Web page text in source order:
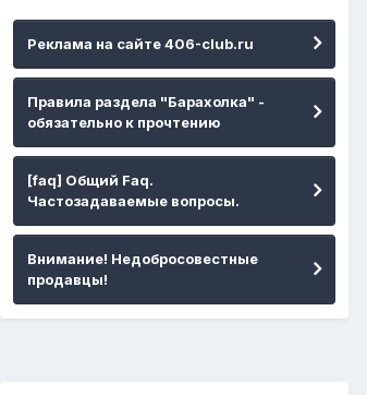
Реклама на сайте 406-club.ru
Правила раздела "Барахолка" -
обязательно к прочтению
[faq] Общий Faq.
Частозадаваемые вопросы.
Внимание! Недобросовестные
продавцы!